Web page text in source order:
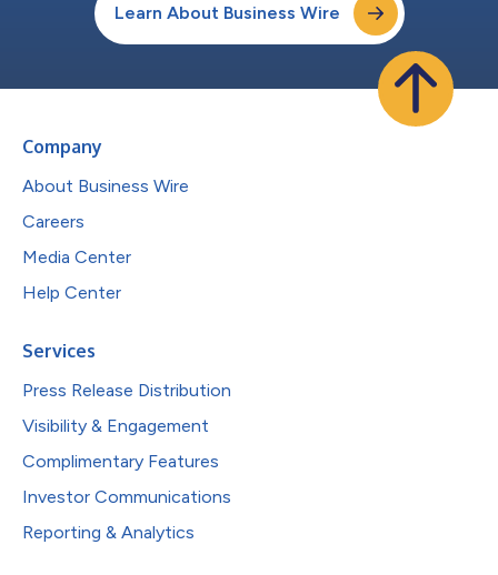
Learn About Business Wire
Company
About Business Wire
Careers
Media Center
Help Center
Services
Press Release Distribution
Visibility & Engagement
Complimentary Features
Investor Communications
Reporting & Analytics